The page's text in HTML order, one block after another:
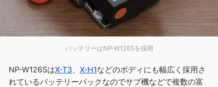
バッテリーはNP-W126Sを採用
NP-W126SはX-T3 X-H1などのボディにも幅広く採用さ
れているバッテリーパックなのでサブ機などで複数の富